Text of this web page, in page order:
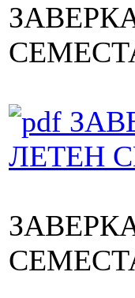
ЛЕТЕН